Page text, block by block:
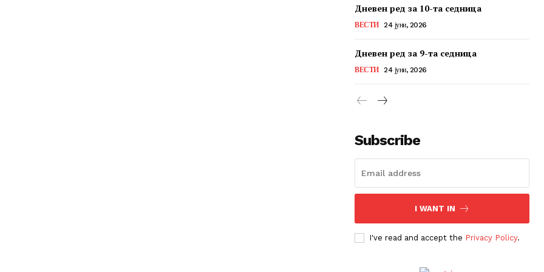
Дневен ред за 10-та седница
ВЕСТИ 24 јуни, 2026
Дневен ред за 9-та седница
ВЕСТИ 24 јуни, 2026
Subscribe
I WANT IN
I've read and accept the Privacy Policy.